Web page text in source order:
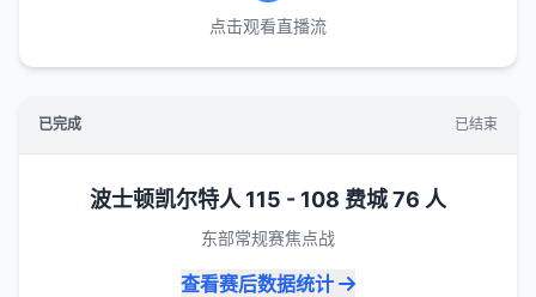
点击观看直播流
已完成 已结束
波士顿凯尔特人 115 - 108 费城 76 人
东部常规赛焦点战
查看赛后数据统计